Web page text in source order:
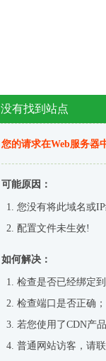
没有找到站点
您的请求在Web服务器
可能原因：
您没有将此域名或
配置文件未生效!
如何解决：
检查是否已经绑定
检查端口是否正确；
若您使用了CDN产
普通网站访客，请